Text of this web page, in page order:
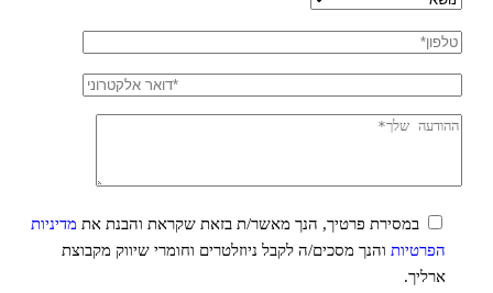
במסירת פרטיך, הנך מאשר/ת בזאת שקראת והבנת את מדיניות
הפרטיות והנך מסכים/ה לקבל ניוזלטרים וחומרי שיווק מקבוצת
ארליך.